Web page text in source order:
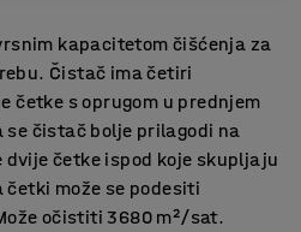
kapacitetom čišćenja za
Čistač ima četiri
četke s oprugom u prednjem
se čistač bolje prilagodi na
četke ispod koje skupljaju
četki može se podesiti
očistiti 3680 m²/sat.